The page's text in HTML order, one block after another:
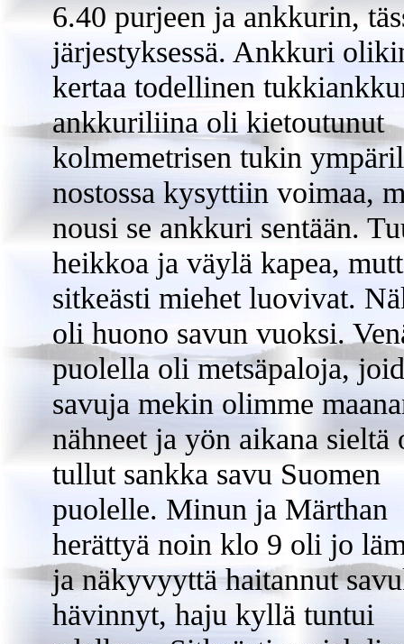
6.40 purjeen ja ankkurin,
järjestyksessä. Ankkuri
kertaa todellinen
ankkuriliina oli kietoutunut
kolmemetrisen tukin
nostossa kysyttiin voimaa,
nousi se ankkuri sentään.
heikkoa ja väylä kapea,
sitkeästi miehet luovivat.
oli huono savun vuoksi.
puolella oli metsäpaloja,
savuja mekin olimme
nähneet ja yön aikana sieltä
tullut sankka savu Suomen
puolelle. Minun ja Märthan
herättyä noin klo 9 oli jo
ja näkyvyyttä haitannut
hävinnyt, haju kyllä tuntui